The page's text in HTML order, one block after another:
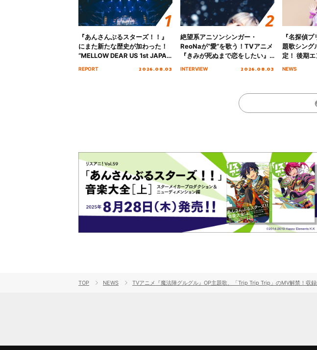
『あんさんぶるスターズ！！』
にまた新たな歴史が加わった！
“MELLOW DEAR US 1st JAPAN
REPORT 2026.08.03
絶望系アニソンシンガー・
ReoNaが“愛”を歌う！TVアニメ
『きみが死ぬまで恋をしたい』
INTERVIEW 2026.08.03
『名探偵
題歌シン
定！ 後期
NEWS
TOP NEWS TVアニメ『魔法陣グルグル』OP主題歌、「Trip Trip Trip」のMV解禁！収